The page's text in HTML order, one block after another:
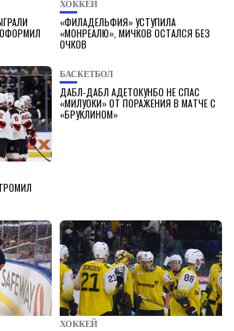
ХОККЕЙ
«ФИЛАДЕЛЬФИЯ» УСТУПИЛА
«МОНРЕАЛЮ», МИЧКОВ ОСТАЛСЯ БЕЗ
ОЧКОВ
БАСКЕТБОЛ
ДАБЛ-ДАБЛ АДЕТОКУНБО НЕ СПАС
«МИЛУОКИ» ОТ ПОРАЖЕНИЯ В МАТЧЕ С
«БРУКЛИНОМ»
ХОККЕЙ